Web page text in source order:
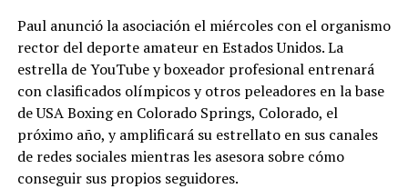
Paul anunció la asociación el miércoles con el organismo
rector del deporte amateur en Estados Unidos. La
estrella de YouTube y boxeador profesional entrenará
con clasificados olímpicos y otros peleadores en la base
de USA Boxing en Colorado Springs, Colorado, el
próximo año, y amplificará su estrellato en sus canales
de redes sociales mientras les asesora sobre cómo
conseguir sus propios seguidores.